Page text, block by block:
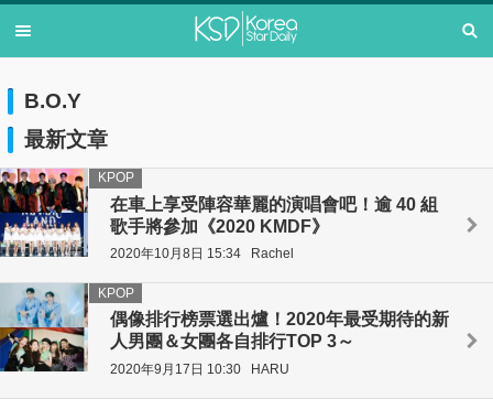
B.O.Y
最新文章
在車上享受陣容華麗的演唱會吧！逾 40 組
歌手將參加《2020 KMDF》
KPOP
2020年10月8日 15:34 Rachel
偶像排行榜票選出爐！2020年最受期待的新
人男團＆女團各自排行TOP 3～
KPOP
2020年9月17日 10:30 HARU